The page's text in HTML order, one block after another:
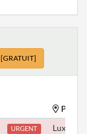
[GRATUIT]
URGENT